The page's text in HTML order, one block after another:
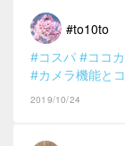
#to10to
#コスパ #ココ
#カメラ機能と
2019/10/24